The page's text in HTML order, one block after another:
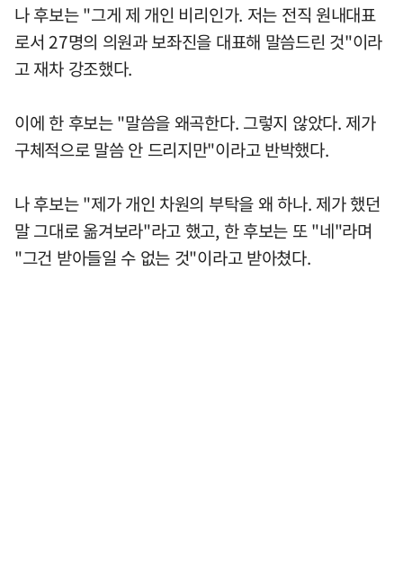
나 후보는 "그게 제 개인 비리인가. 저는 전직 원내대표
로서 27명의 의원과 보좌진을 대표해 말씀드린 것"이라
고 재차 강조했다.
이에 한 후보는 "말씀을 왜곡한다. 그렇지 않았다. 제가
구체적으로 말씀 안 드리지만"이라고 반박했다.
나 후보는 "제가 개인 차원의 부탁을 왜 하나. 제가 했던
말 그대로 옮겨보라"라고 했고, 한 후보는 또 "네"라며
"그건 받아들일 수 없는 것"이라고 받아쳤다.